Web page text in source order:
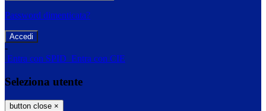
Password dimenticata?
-
Entra con SPID Entra con CIE
Seleziona utente
button close ×